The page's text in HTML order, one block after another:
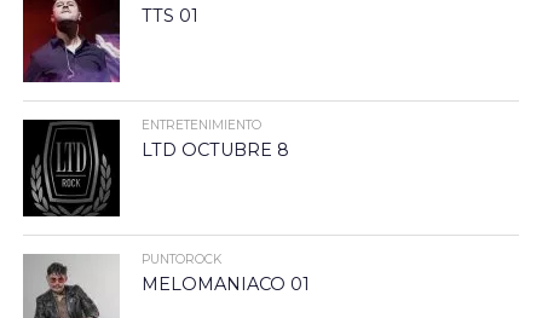
TTS 01
ENTRETENIMIENTO
LTD OCTUBRE 8
PUNTOROCK
MELOMANIACO 01